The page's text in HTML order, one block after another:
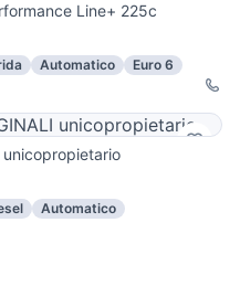
Line+ 225c
Automatico
Euro 6
unicopropietario
Automatico